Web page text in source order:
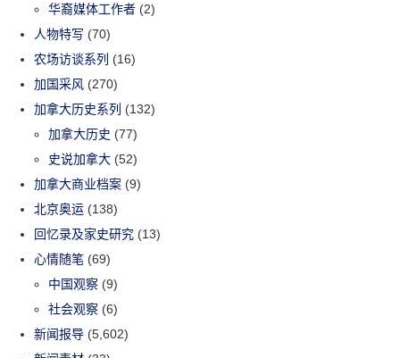
华裔媒体工作者 (2)
人物特写 (70)
农场访谈系列 (16)
加国采风 (270)
加拿大历史系列 (132)
加拿大历史 (77)
史说加拿大 (52)
加拿大商业档案 (9)
北京奥运 (138)
回忆录及家史研究 (13)
心情随笔 (69)
中国观察 (9)
社会观察 (6)
新闻报导 (5,602)